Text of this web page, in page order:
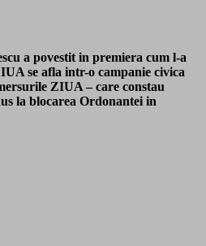
a povestit in premiera cum l-a
se afla intr-o campanie civica
ZIUA – care constau
la blocarea Ordonantei in